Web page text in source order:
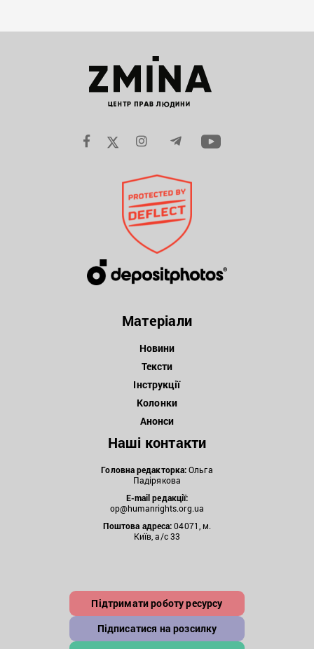
Матеріали
Новини
Тексти
Інструкції
Колонки
Анонси
Наші контакти
Головна редакторка:Ольга
Падірякова
E-mail редакції:
op@humanrights.org.ua
Поштова адреса:04071, м.
Київ, а/с 33
Підтримати роботу ресурсу
Підписатися на розсилку